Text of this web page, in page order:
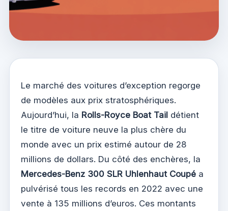
Le marché des voitures d’exception regorge
de modèles aux prix stratosphériques.
Aujourd’hui, la Rolls-Royce Boat Tail détient
le titre de voiture neuve la plus chère du
monde avec un prix estimé autour de 28
millions de dollars. Du côté des enchères, la
Mercedes-Benz 300 SLR Uhlenhaut Coupé a
pulvérisé tous les records en 2022 avec une
vente à 135 millions d’euros. Ces montants